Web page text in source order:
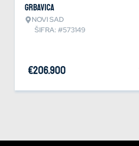
Grbavica
NOVI SAD
ŠIFRA: #573149
€206.900